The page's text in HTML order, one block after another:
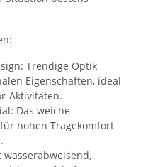
Trendige Optik
Eigenschaften, ideal
Aktivitäten.
Das weiche
hohen Tragekomfort
wasserabweisend,